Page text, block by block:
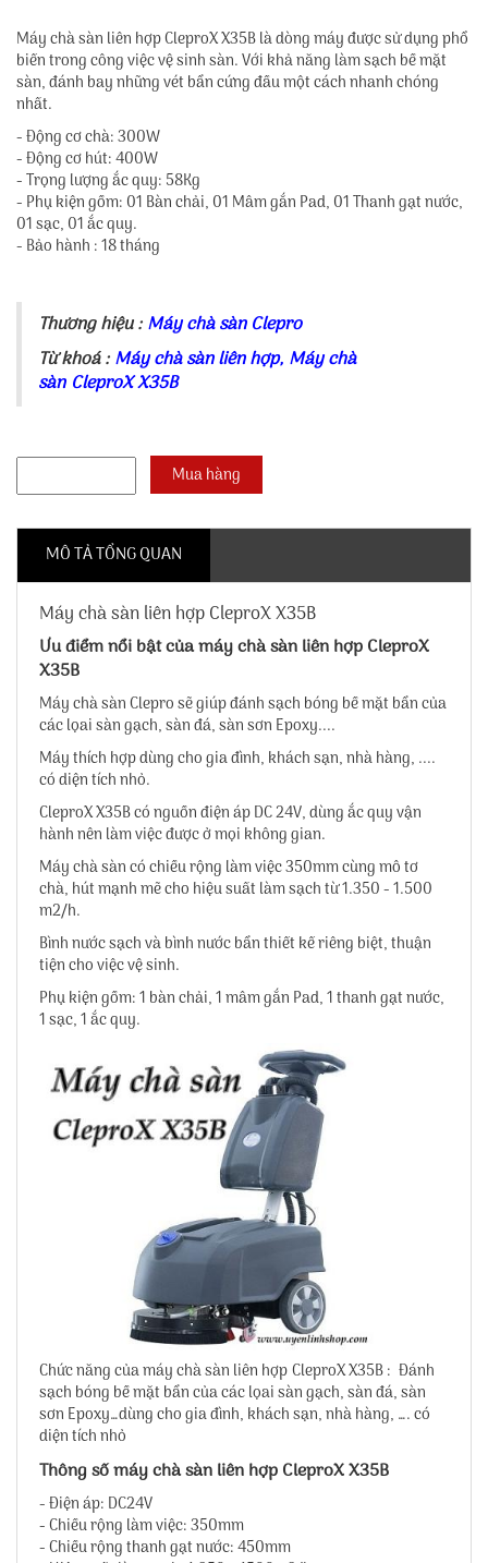
Máy chà sàn liên hợp CleproX X35B là dòng máy được sử dụng phổ
biến trong công việc vệ sinh sàn. Với khả năng làm sạch bề mặt
sàn, đánh bay những vét bẩn cứng đầu một cách nhanh chóng
nhất.
- Động cơ chà: 300W
- Động cơ hút: 400W
- Trọng lượng ắc quy: 58Kg
- Phụ kiện gồm: 01 Bàn chải, 01 Mâm gắn Pad, 01 Thanh gạt nước,
01 sạc, 01 ắc quy.
- Bảo hành : 18 tháng
Thương hiệu :Máy chà sàn Clepro
Từ khoá :Máy chà sàn liên hợp, Máy chà
sàn CleproX X35B
MÔ TẢ TỔNG QUAN
Máy chà sàn liên hợp CleproX X35B
Ưu điểm nổi bật củamáy chà sàn liên hợp CleproX
X35B
Máy chà sàn Clepro sẽ giúp đánh sạch bóng bề mặt bẩn của
các lọai sàn gạch, sàn đá, sàn sơn Epoxy....
Máy thích hợp dùng cho gia đình, khách sạn, nhà hàng, ....
có diện tích nhỏ.
CleproX X35Bcó nguồn điện áp DC 24V, dùng ắc quy vận
hành nên làm việc được ở mọi không gian.
Máy chà sàn có chiều rộng làm việc 350mm cùng mô tơ
chà, hút mạnh mẽ cho hiệu suất làm sạch từ 1.350 - 1.500
m2/h.
Bình nước sạch và bình nước bẩn thiết kế riêng biệt, thuận
tiện cho việc vệ sinh.
Phụ kiện gồm: 1 bàn chải, 1 mâm gắn Pad, 1 thanh gạt nước,
1 sạc, 1 ắc quy.
Chức năng của máy chà sàn liên hợp CleproX X35B : Đánh
sạch bóng bề mặt bẩn của các lọai sàn gạch, sàn đá, sàn
sơn Epoxy…dùng cho gia đình, khách sạn, nhà hàng, …. có
diện tích nhỏ
Thông số máy chà sàn liên hợp CleproX X35B
- Điện áp: DC24V
- Chiều rộng làm việc: 350mm
- Chiều rộng thanh gạt nước: 450mm